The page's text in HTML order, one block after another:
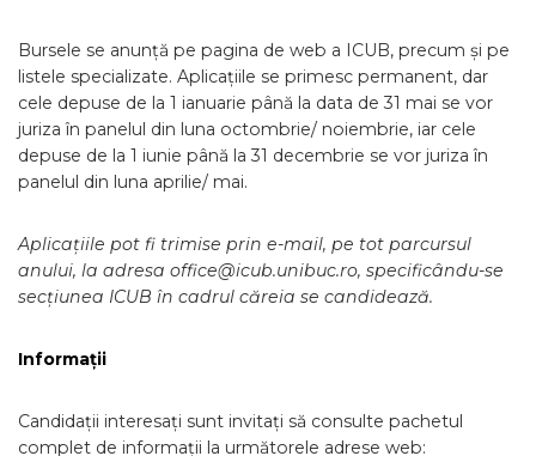
Bursele se anunță pe pagina de web a ICUB, precum și pe
listele specializate. Aplicațiile se primesc permanent, dar
cele depuse de la 1 ianuarie până la data de 31 mai se vor
juriza în panelul din luna octombrie/ noiembrie, iar cele
depuse de la 1 iunie până la 31 decembrie se vor juriza în
panelul din luna aprilie/ mai.
Aplicațiile pot fi trimise prin e-mail, pe tot parcursul
anului, la adresa office@icub.unibuc.ro, specificându-se
secțiunea ICUB în cadrul căreia se candidează.
Informații
Candidații interesați sunt invitați să consulte pachetul
complet de informații la următorele adrese web: